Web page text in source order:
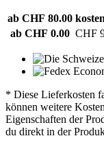
ab CHF 80.00
ab CHF 0.00 CHF
* Diese Lieferkosten
können weitere
Eigenschaften der
du direkt in der